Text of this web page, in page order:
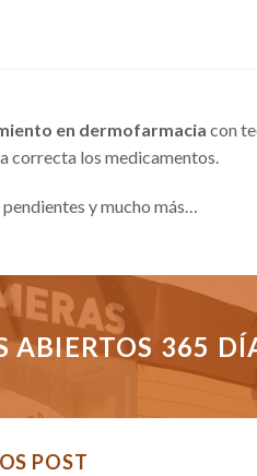
en dermofarmacia con
correcta los medicamentos.
pendientes y mucho más…
ABIERTOS 365
POST